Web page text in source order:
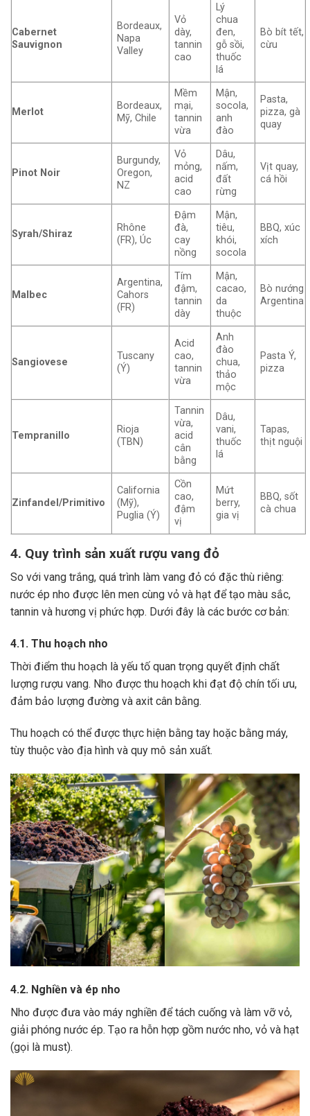
Cabernet
Sauvignon
Bordeaux,
Napa
Valley
Vỏ
dày,
tannin
cao
Lý
chua
đen,
gỗ sồi,
thuốc
lá
Bò bít tết,
cừu
Merlot
Bordeaux,
Mỹ, Chile
Mềm
mại,
tannin
vừa
Mận,
socola,
anh
đào
Pasta,
pizza, gà
quay
Pinot Noir
Burgundy,
Oregon,
NZ
Vỏ
mỏng,
acid
cao
Dâu,
nấm,
đất
rừng
Vịt quay,
cá hồi
Syrah/Shiraz
Rhône
(FR), Úc
Đậm
đà,
cay
nồng
Mận,
tiêu,
khói,
socola
BBQ, xúc
xích
Malbec
Argentina,
Cahors
(FR)
Tím
đậm,
tannin
dày
Mận,
cacao,
da
thuộc
Bò nướng
Argentina
Sangiovese
Tuscany
(Ý)
Acid
cao,
tannin
vừa
Anh
đào
chua,
thảo
mộc
Pasta Ý,
pizza
Tempranillo
Rioja
(TBN)
Tannin
vừa,
acid
cân
bằng
Dâu,
vani,
thuốc
lá
Tapas,
thịt nguội
Zinfandel/Primitivo
California
(Mỹ),
Puglia (Ý)
Cồn
cao,
đậm
vị
Mứt
berry,
gia vị
BBQ, sốt
cà chua
4. Quy trình sản xuất rượu vang đỏ
So với vang trắng, quá trình làm vang đỏ có đặc thù riêng:
nước ép nho được lên men cùng vỏ và hạt để tạo màu sắc,
tannin và hương vị phức hợp. Dưới đây là các bước cơ bản:
4.1. Thu hoạch nho
Thời điểm thu hoạch là yếu tố quan trọng quyết định chất
lượng rượu vang. Nho được thu hoạch khi đạt độ chín tối ưu,
đảm bảo lượng đường và axit cân bằng.
Thu hoạch có thể được thực hiện bằng tay hoặc bằng máy,
tùy thuộc vào địa hình và quy mô sản xuất.
4.2. Nghiền và ép nho
Nho được đưa vào máy nghiền để tách cuống và làm vỡ vỏ,
giải phóng nước ép. Tạo ra hỗn hợp gồm nước nho, vỏ và hạt
(gọi là must).